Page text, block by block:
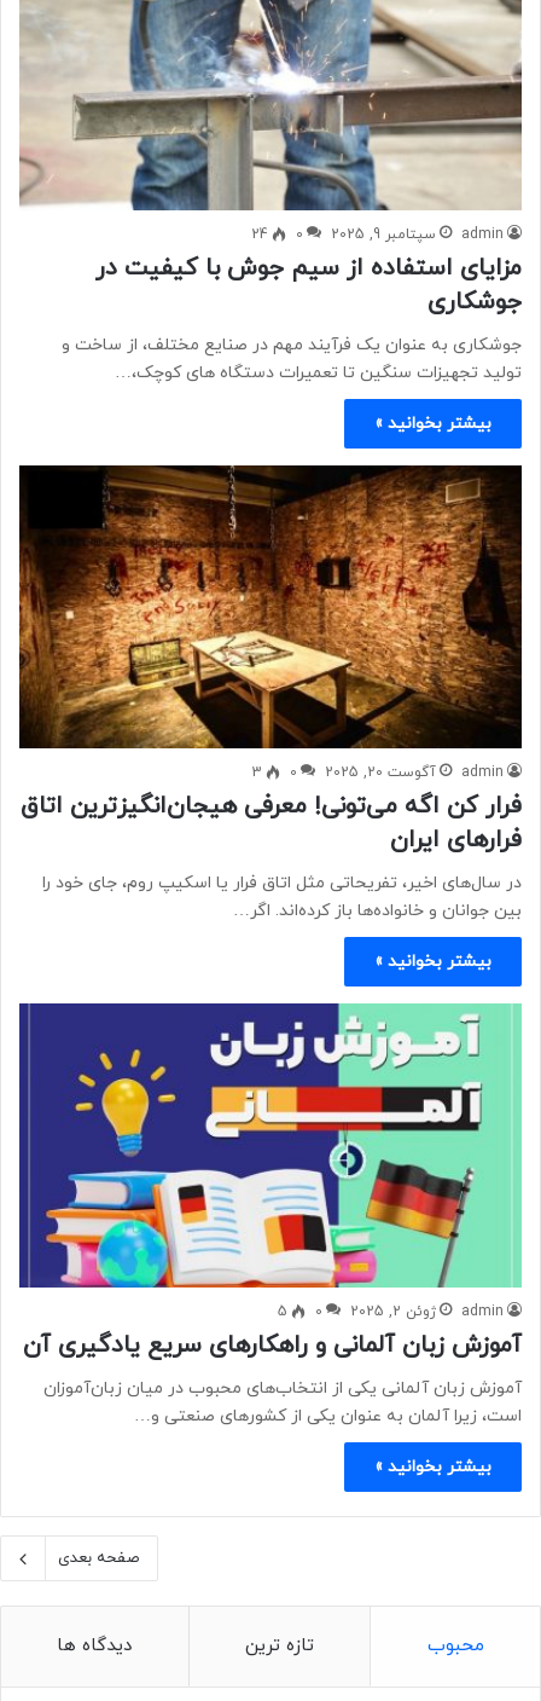
admin سپتامبر 9, 2025 0
24
مزایای استفاده از سیم جوش با کیفیت در
جوشکاری
جوشکاری به عنوان یک فرآیند مهم در صنایع مختلف، از ساخت و
تولید تجهیزات سنگین تا تعمیرات دستگاه های کوچک،…
بیشتر بخوانید »
admin آگوست 20, 2025 0
3
فرار کن اگه می‌تونی! معرفی هیجان‌انگیزترین اتاق
فرارهای ایران
در سال‌های اخیر، تفریحاتی مثل اتاق فرار یا اسکیپ روم، جای خود را
بین جوانان و خانواده‌ها باز کرده‌اند. اگر…
بیشتر بخوانید »
admin ژوئن 2, 2025 0
5
آموزش زبان آلمانی و راهکارهای سریع یادگیری آن
آموزش زبان آلمانی یکی از انتخاب‌های محبوب در میان زبان‌آموزان
است، زیرا آلمان به عنوان یکی از کشورهای صنعتی و…
بیشتر بخوانید »
صفحه بعدی
محبوب تازه ترین دیدگاه ها